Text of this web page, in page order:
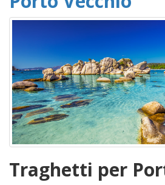
Traghetti per